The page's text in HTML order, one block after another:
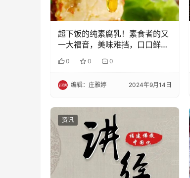
超下饭的纯素腐乳！素食者的又
一大福音，美味难挡，口口鲜
香！
0 0 0
编辑：庄雅婷 2024年9月14日
资讯